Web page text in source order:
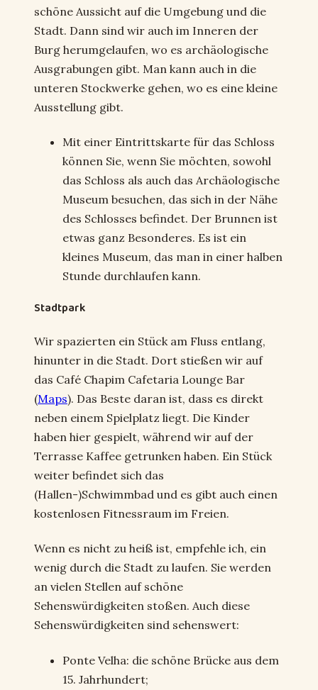
schöne Aussicht auf die Umgebung und die
Stadt. Dann sind wir auch im Inneren der
Burg herumgelaufen, wo es archäologische
Ausgrabungen gibt. Man kann auch in die
unteren Stockwerke gehen, wo es eine kleine
Ausstellung gibt.
Mit einer Eintrittskarte für das Schloss
können Sie, wenn Sie möchten, sowohl
das Schloss als auch das Archäologische
Museum besuchen, das sich in der Nähe
des Schlosses befindet. Der Brunnen ist
etwas ganz Besonderes. Es ist ein
kleines Museum, das man in einer halben
Stunde durchlaufen kann.
Stadtpark
Wir spazierten ein Stück am Fluss entlang,
hinunter in die Stadt. Dort stießen wir auf
das Café Chapim Cafetaria Lounge Bar
(Maps). Das Beste daran ist, dass es direkt
neben einem Spielplatz liegt. Die Kinder
haben hier gespielt, während wir auf der
Terrasse Kaffee getrunken haben. Ein Stück
weiter befindet sich das
(Hallen-)Schwimmbad und es gibt auch einen
kostenlosen Fitnessraum im Freien.
Wenn es nicht zu heiß ist, empfehle ich, ein
wenig durch die Stadt zu laufen. Sie werden
an vielen Stellen auf schöne
Sehenswürdigkeiten stoßen. Auch diese
Sehenswürdigkeiten sind sehenswert:
Ponte Velha: die schöne Brücke aus dem
15. Jahrhundert;